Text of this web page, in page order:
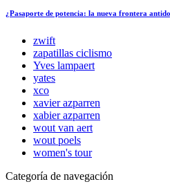
¿Pasaporte de potencia: la nueva frontera
zwift
zapatillas ciclismo
Yves lampaert
yates
xco
xavier azparren
xabier azparren
wout van aert
wout poels
women's tour
Categoría de navegación